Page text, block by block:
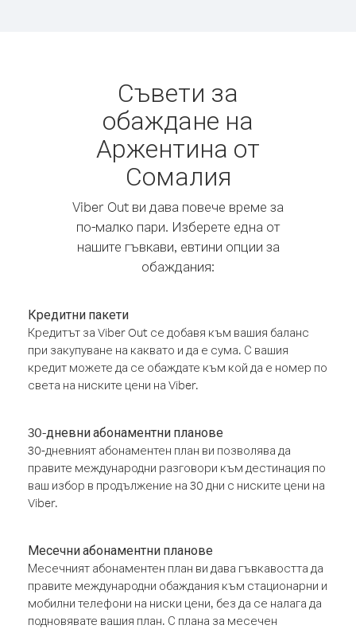
Съвети за
обаждане на
Аржентина от
Сомалия
Viber Out ви дава повече време за
по-малко пари. Изберете една от
нашите гъвкави, евтини опции за
обаждания:
Кредитни пакети
Кредитът за Viber Out се добавя към вашия баланс
при закупуване на каквато и да е сума. С вашия
кредит можете да се обаждате към кой да е номер по
света на ниските цени на Viber.
30-дневни абонаментни планове
30-дневният абонаментен план ви позволява да
правите международни разговори към дестинация по
ваш избор в продължение на 30 дни с ниските цени на
Viber.
Месечни абонаментни планове
Месечният абонаментен план ви дава гъвкавостта да
правите международни обаждания към стационарни и
мобилни телефони на ниски цени, без да се налага да
подновявате вашия план. С плана за месечен